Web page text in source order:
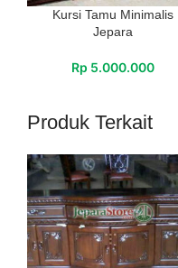
Kursi Tamu Minimalis
Jepara
Rp 5.000.000
Produk Terkait